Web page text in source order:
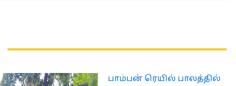
பாம்பன் ரெயில் பாலத்தில்